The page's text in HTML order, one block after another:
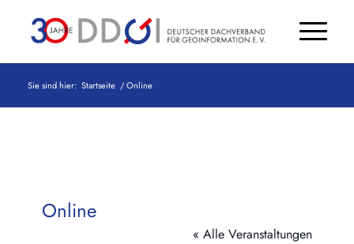
Sie sind hier: Startseite /Online
Online
« Alle Veranstaltungen